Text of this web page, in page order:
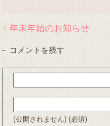
年末年始のお知らせ
コメントを残す
(公開されません) (必須)